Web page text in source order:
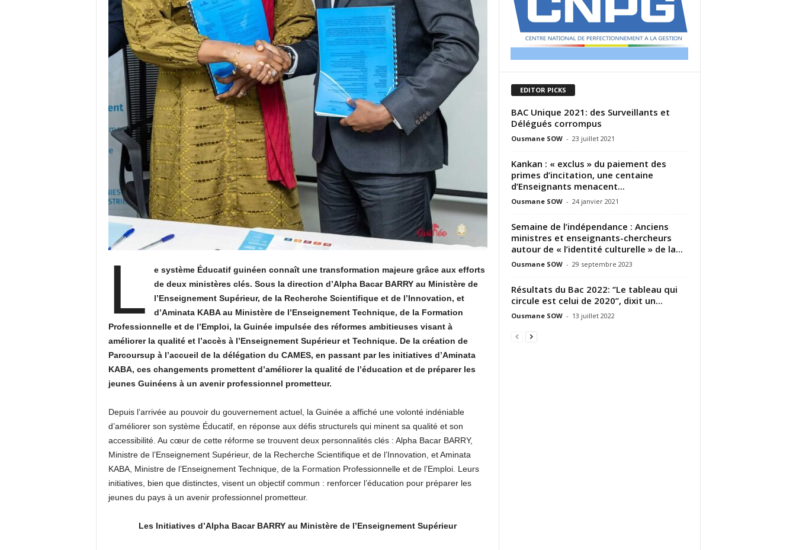
L
e système Éducatif guinéen connaît une transformation majeure grâce aux efforts
de deux ministères clés. Sous la direction d’Alpha Bacar BARRY au Ministère de
l’Enseignement Supérieur, de la Recherche Scientifique et de l’Innovation, et
d’Aminata KABA au Ministère de l’Enseignement Technique, de la Formation
Professionnelle et de l’Emploi, la Guinée impulsée des réformes ambitieuses visant à
améliorer la qualité et l’accès à l’Enseignement Supérieur et Technique. De la création de
Parcoursup à l’accueil de la délégation du CAMES, en passant par les initiatives d’Aminata
KABA, ces changements promettent d’améliorer la qualité de l’éducation et de préparer les
jeunes Guinéens à un avenir professionnel prometteur.
Depuis l’arrivée au pouvoir du gouvernement actuel, la Guinée a affiché une volonté indéniable
d’améliorer son système Éducatif, en réponse aux défis structurels qui minent sa qualité et son
accessibilité. Au cœur de cette réforme se trouvent deux personnalités clés : Alpha Bacar BARRY,
Ministre de l’Enseignement Supérieur, de la Recherche Scientifique et de l’Innovation, et Aminata
KABA, Ministre de l’Enseignement Technique, de la Formation Professionnelle et de l’Emploi. Leurs
initiatives, bien que distinctes, visent un objectif commun : renforcer l’éducation pour préparer les
jeunes du pays à un avenir professionnel prometteur.
Les Initiatives d’Alpha Bacar BARRY au Ministère de l’Enseignement Supérieur
EDITOR PICKS
BAC Unique 2021: des Surveillants et
Délégués corrompus
Ousmane SOW - 23 juillet 2021
Kankan : « exclus » du paiement des
primes d’incitation, une centaine
d’Enseignants menacent...
Ousmane SOW - 24 janvier 2021
Semaine de l’indépendance : Anciens
ministres et enseignants-chercheurs
autour de « l’identité culturelle » de la...
Ousmane SOW - 29 septembre 2023
Résultats du Bac 2022: ‘’Le tableau qui
circule est celui de 2020’’, dixit un...
Ousmane SOW - 13 juillet 2022